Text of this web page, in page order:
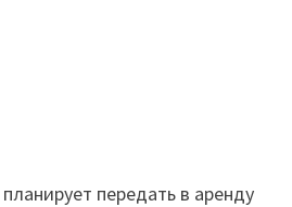
передать в аренду